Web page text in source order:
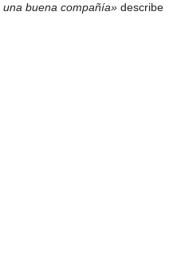
buena compañía» describe